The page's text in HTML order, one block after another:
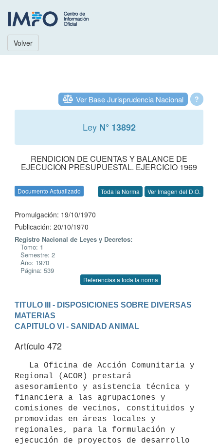
Volver
?
Ver Base Jurisprudencia Nacional
Ley N° 13892
RENDICION DE CUENTAS Y BALANCE DE
EJECUCION PRESUPUESTAL. EJERCICIO 1969
Documento Actualizado Toda la Norma Ver Imagen del D.O.
Promulgación: 19/10/1970
Publicación: 20/10/1970
Registro Nacional de Leyes y Decretos:
Tomo: 1
Semestre: 2
Año: 1970
Página: 539
Referencias a toda la norma
TITULO III - DISPOSICIONES SOBRE DIVERSAS
MATERIAS
CAPITULO VI - SANIDAD ANIMAL
Artículo 472
Regional (ACOR) prestará
asesoramiento y asistencia técnica y
financiera a las agrupaciones y
comisiones de vecinos, constituidos y
promovidas en áreas locales y
regionales, para la formulación y
ejecución de proyectos de desarrollo